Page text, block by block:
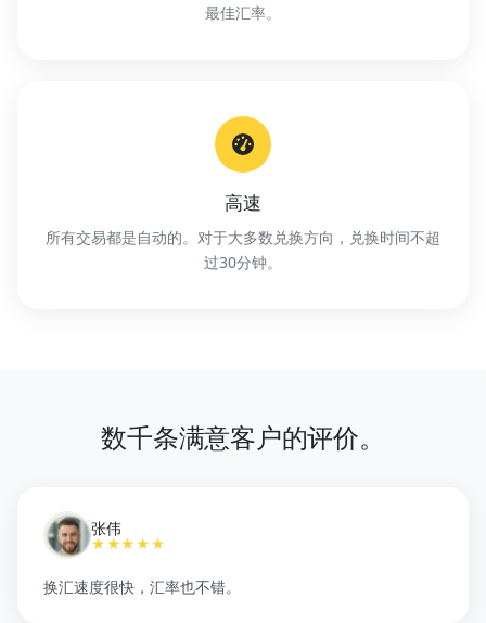
最佳汇率。
高速
所有交易都是自动的。对于大多数兑换方向，兑换时间不超
过30分钟。
数千条满意客户的评价。
张伟
★★★★★
换汇速度很快，汇率也不错。